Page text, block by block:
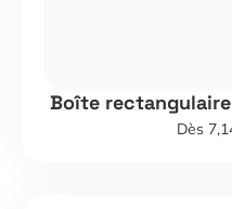
Boîte rectangulaire
Dès